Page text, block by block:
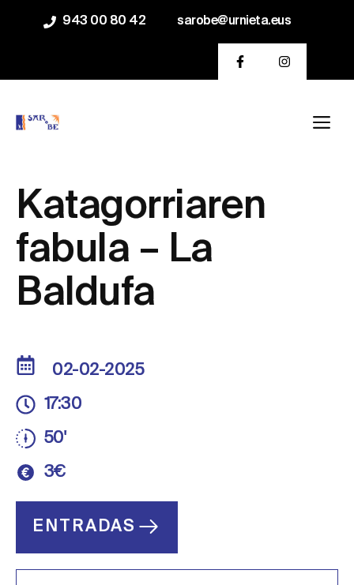
943 00 80 42 sarobe@urnieta.eus
Katagorriaren
fabula – La
Baldufa
02-02-2025
17:30
50'
3€
ENTRADAS